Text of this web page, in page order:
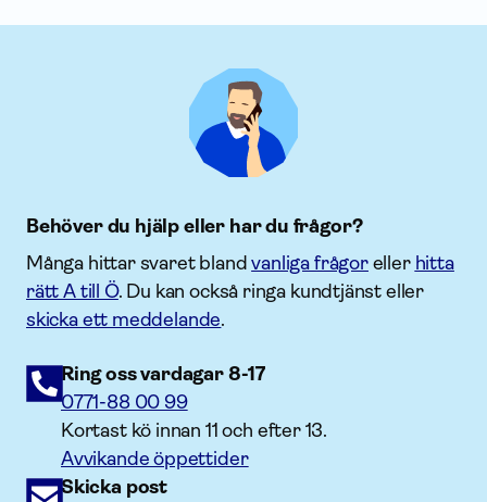
Behöver du hjälp eller har du frågor?
Många hittar svaret blandvanliga frågoreller hitta
rätt A till Ö. Du kan också ringa kundtjänst eller
skicka ett meddelande.
Ring oss vardagar 8-17
0771-88 00 99
Kortast kö innan 11 och efter 13.
Avvikande öppettider
Skicka post